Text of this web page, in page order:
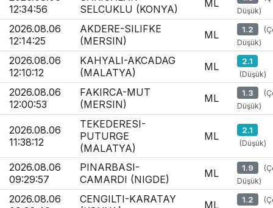
12:34:56
SELCUKLU (KONYA)
ML
Düşük)
2026.08.06
12:14:25
AKDERE-SILIFKE
(MERSIN)
ML 1.2
Düşük)
2026.08.06
12:10:12
KAHYALI-AKCADAG
(MALATYA)
ML 2.1
(Düşük)
2026.08.06
12:00:53
FAKIRCA-MUT
(MERSIN)
ML 1.3
Düşük)
2026.08.06
11:38:12
TEKEDERESI-
PUTURGE
(MALATYA)
ML 2.1
(Düşük)
2026.08.06
09:29:57
PINARBASI-
CAMARDI (NIGDE)
ML 1.9
Düşük)
2026.08.06
CENGILTI-KARATAY
ML 1.2